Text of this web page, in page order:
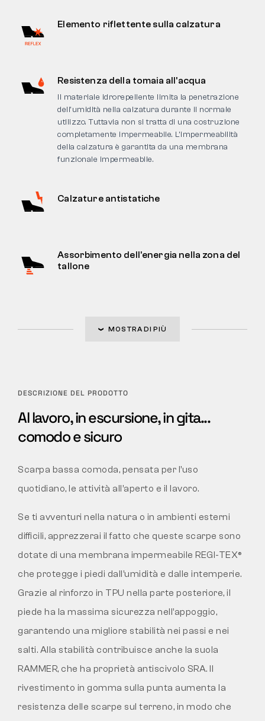
Elemento riflettente sulla calzatura
Resistenza della tomaia all'acqua
Il materiale idrorepellente limita la penetrazione
dell’umidità nella calzatura durante il normale
utilizzo. Tuttavia non si tratta di una costruzione
completamente impermeabile. L’impermeabilità
della calzatura è garantita da una membrana
funzionale impermeabile.
Calzature antistatiche
Assorbimento dell'energia nella zona del
tallone
MOSTRA DI PIÙ
DESCRIZIONE DEL PRODOTTO
Al lavoro, in escursione, in gita...
comodo e sicuro
Scarpa bassa comoda, pensata per l’uso
quotidiano, le attività all’aperto e il lavoro.
Se ti avventuri nella natura o in ambienti esterni
difficili, apprezzerai il fatto che queste scarpe sono
dotate di una membrana impermeabile REGI-TEX®
che protegge i piedi dall’umidità e dalle intemperie.
Grazie al rinforzo in TPU nella parte posteriore, il
piede ha la massima sicurezza nell’appoggio,
garantendo una migliore stabilità nei passi e nei
salti. Alla stabilità contribuisce anche la suola
RAMMER, che ha proprietà antiscivolo SRA. Il
rivestimento in gomma sulla punta aumenta la
resistenza delle scarpe sul terreno, in modo che